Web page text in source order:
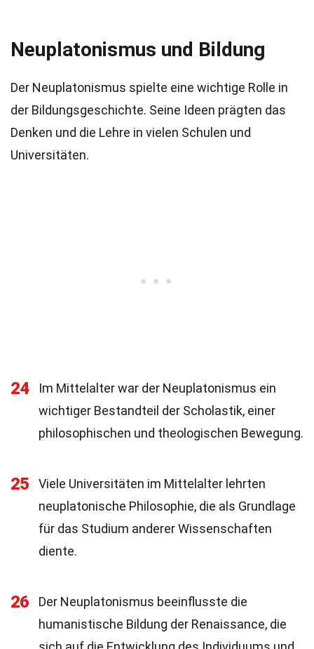
Neuplatonismus und Bildung
Der Neuplatonismus spielte eine wichtige Rolle in
der Bildungsgeschichte. Seine Ideen prägten das
Denken und die Lehre in vielen Schulen und
Universitäten.
24
Im Mittelalter war der Neuplatonismus ein
wichtiger Bestandteil der Scholastik, einer
philosophischen und theologischen Bewegung.
25
Viele Universitäten im Mittelalter lehrten
neuplatonische Philosophie, die als Grundlage
für das Studium anderer Wissenschaften
diente.
26
Der Neuplatonismus beeinflusste die
humanistische Bildung der Renaissance, die